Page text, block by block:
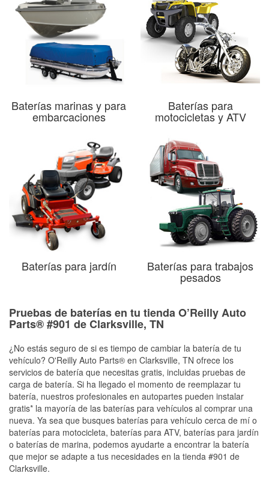
Baterías marinas y para
embarcaciones
Baterías para
motocicletas y ATV
Baterías para jardín Baterías para trabajos
pesados
Pruebas de baterías en tu tienda O’Reilly Auto
Parts® #901 de Clarksville, TN
¿No estás seguro de si es tiempo de cambiar la batería de tu
vehículo? O'Reilly Auto Parts® en Clarksville, TN ofrece los
servicios de batería que necesitas gratis, incluidas pruebas de
carga de batería. Si ha llegado el momento de reemplazar tu
batería, nuestros profesionales en autopartes pueden instalar
gratis* la mayoría de las baterías para vehículos al comprar una
nueva. Ya sea que busques baterías para vehículo cerca de mí o
baterías para motocicleta, baterías para ATV, baterías para jardín
o baterías de marina, podemos ayudarte a encontrar la batería
que mejor se adapte a tus necesidades en la tienda #901 de
Clarksville.